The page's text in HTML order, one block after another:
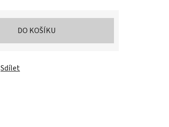
DO KOŠÍKU
Sdílet